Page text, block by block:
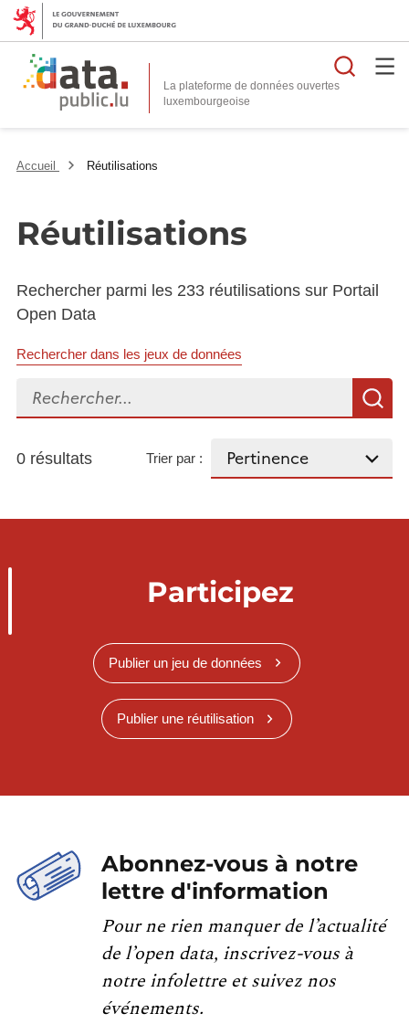
La plateforme de données ouvertes
Accueil Réutilisations
Réutilisations
Rechercher parmi les 233 réutilisations sur Portail
Open Data
Rechercher dans les jeux de données
Rechercher...
0 résultats Trier par :
Participez
Publier un jeu de données
Publier une réutilisation
Abonnez-vous à notre
lettre d'information
Pour ne rien manquer de l’actualité
de l’open data, inscrivez-vous à
notre infolettre et suivez nos
événements.